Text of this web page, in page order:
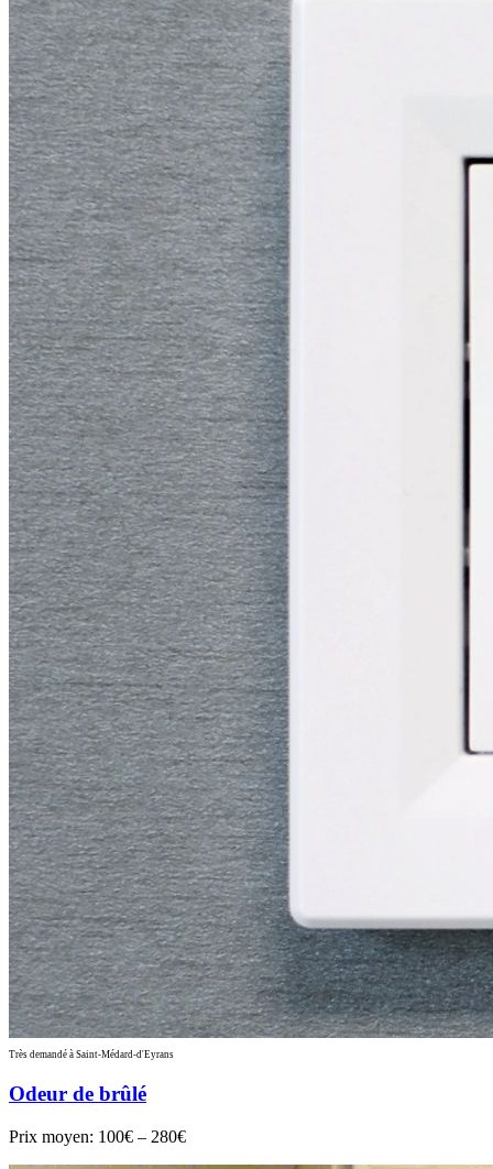
Très demandé à Saint-Médard-d'Eyrans
Odeur de brûlé
Prix moyen: 100€ – 280€